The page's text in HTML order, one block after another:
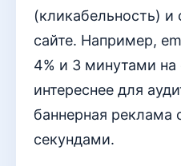
(кликабельность) и
сайте. Например,
4% и 3 минутами на
интереснее для
баннерная реклама
секундами.